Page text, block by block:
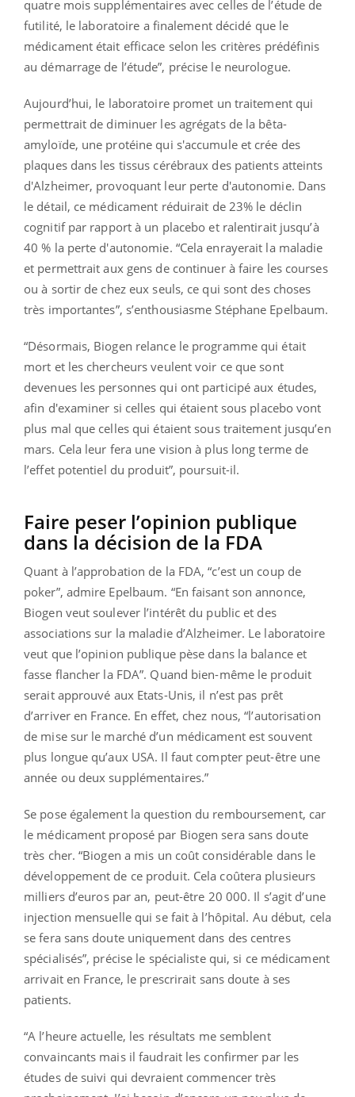
quatre mois supplémentaires avec celles de l’étude de
futilité, le laboratoire a finalement décidé que le
médicament était efficace selon les critères prédéfinis
au démarrage de l’étude”, précise le neurologue.
Aujourd’hui, le laboratoire promet un traitement qui
permettrait de diminuer les agrégats de la bêta-
amyloïde, une protéine qui s'accumule et crée des
plaques dans les tissus cérébraux des patients atteints
d'Alzheimer, provoquant leur perte d'autonomie. Dans
le détail, ce médicament réduirait de 23% le déclin
cognitif par rapport à un placebo et ralentirait jusqu’à
40 % la perte d'autonomie. “Cela enrayerait la maladie
et permettrait aux gens de continuer à faire les courses
ou à sortir de chez eux seuls, ce qui sont des choses
très importantes”, s’enthousiasme Stéphane Epelbaum.
“Désormais, Biogen relance le programme qui était
mort et les chercheurs veulent voir ce que sont
devenues les personnes qui ont participé aux études,
afin d'examiner si celles qui étaient sous placebo vont
plus mal que celles qui étaient sous traitement jusqu’en
mars. Cela leur fera une vision à plus long terme de
l’effet potentiel du produit”, poursuit-il.
Faire peser l’opinion publique
dans la décision de la FDA
Quant à l’approbation de la FDA, “c’est un coup de
poker”, admire Epelbaum. “En faisant son annonce,
Biogen veut soulever l’intérêt du public et des
associations sur la maladie d’Alzheimer. Le laboratoire
veut que l’opinion publique pèse dans la balance et
fasse flancher la FDA”. Quand bien-même le produit
serait approuvé aux Etats-Unis, il n’est pas prêt
d’arriver en France. En effet, chez nous, “l’autorisation
de mise sur le marché d’un médicament est souvent
plus longue qu’aux USA. Il faut compter peut-être une
année ou deux supplémentaires.”
Se pose également la question du remboursement, car
le médicament proposé par Biogen sera sans doute
très cher. “Biogen a mis un coût considérable dans le
développement de ce produit. Cela coûtera plusieurs
milliers d’euros par an, peut-être 20 000. Il s’agit d’une
injection mensuelle qui se fait à l’hôpital. Au début, cela
se fera sans doute uniquement dans des centres
spécialisés”, précise le spécialiste qui, si ce médicament
arrivait en France, le prescrirait sans doute à ses
patients.
“A l’heure actuelle, les résultats me semblent
convaincants mais il faudrait les confirmer par les
études de suivi qui devraient commencer très